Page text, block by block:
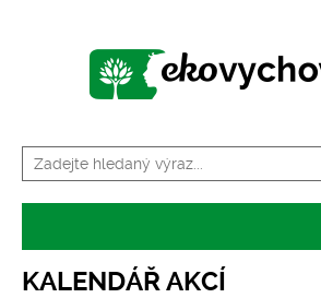
Úvod
Granty
KALENDÁŘ AKCÍ